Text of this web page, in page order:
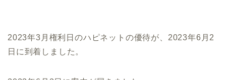
2023年3月権利日のハピネットの優待が、2023年6月2
日に到着しました。